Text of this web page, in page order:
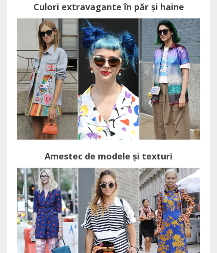
Culori extravagante în păr și haine
Amestec de modele și texturi